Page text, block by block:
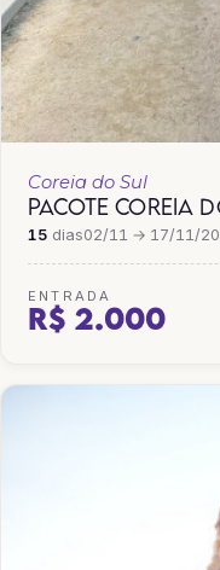
Coreia do Sul
PACOTE COREIA
15 dias02/11 → 17/11/
ENTRADA
R$ 2.000